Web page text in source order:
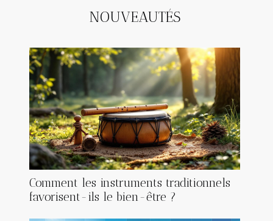
NOUVEAUTÉS
Comment les instruments traditionnels
favorisent-ils le bien-être ?